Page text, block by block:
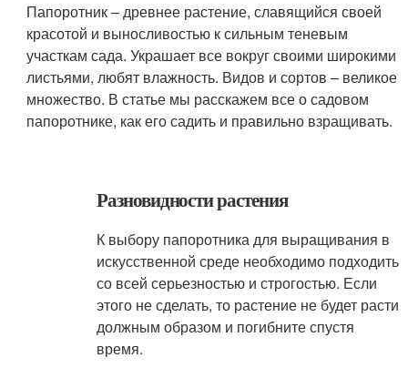
Папоротник – древнее растение, славящийся своей
красотой и выносливостью к сильным теневым
участкам сада. Украшает все вокруг своими широкими
листьями, любят влажность. Видов и сортов – великое
множество. В статье мы расскажем все о садовом
папоротнике, как его садить и правильно взращивать.
Разновидности растения
К выбору папоротника для выращивания в
искусственной среде необходимо подходить
со всей серьезностью и строгостью. Если
этого не сделать, то растение не будет расти
должным образом и погибните спустя
время.